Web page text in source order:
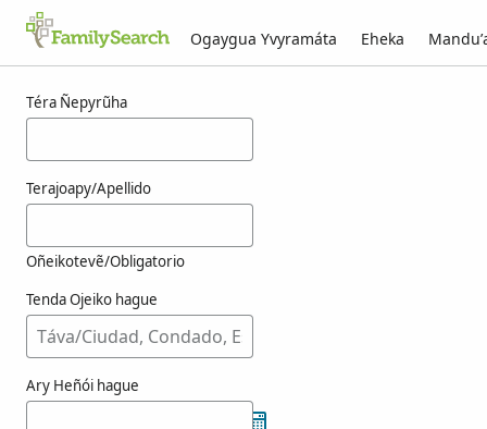
Ogaygua Yvyramáta Eheka
Téra Ñepyrũha
Terajoapy/Apellido
Oñeikotevẽ/Obligatorio
Tenda Ojeiko hague
Ary Heñói hague